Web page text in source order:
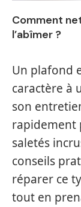
Comment
l’abîmer ?
Un plafond
caractère à
son
rapidement
saletés
conseils
réparer ce
tout en